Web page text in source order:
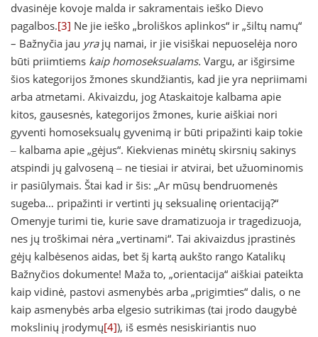
dvasinėje kovoje malda ir sakramentais ieško Dievo
pagalbos.[3] Ne jie ieško „broliškos aplinkos“ ir „šiltų namų“
– Bažnyčia jau yra jų namai, ir jie visiškai nepuoselėja noro
būti priimtiems kaip homoseksualams. Vargu, ar išgirsime
šios kategorijos žmones skundžiantis, kad jie yra nepriimami
arba atmetami. Akivaizdu, jog Ataskaitoje kalbama apie
kitos, gausesnės, kategorijos žmones, kurie aiškiai nori
gyventi homoseksualų gyvenimą ir būti pripažinti kaip tokie
‒ kalbama apie „gėjus“. Kiekvienas minėtų skirsnių sakinys
atspindi jų galvoseną ‒ ne tiesiai ir atvirai, bet užuominomis
ir pasiūlymais. Štai kad ir šis: „Ar mūsų bendruomenės
sugeba… pripažinti ir vertinti jų seksualinę orientaciją?“
Omenyje turimi tie, kurie save dramatizuoja ir tragedizuoja,
nes jų troškimai nėra „vertinami“. Tai akivaizdus įprastinės
gėjų kalbėsenos aidas, bet šį kartą aukšto rango Katalikų
Bažnyčios dokumente! Maža to, „orientacija“ aiškiai pateikta
kaip vidinė, pastovi asmenybės arba „prigimties“ dalis, o ne
kaip asmenybės arba elgesio sutrikimas (tai įrodo daugybė
mokslinių įrodymų[4]), iš esmės nesiskiriantis nuo